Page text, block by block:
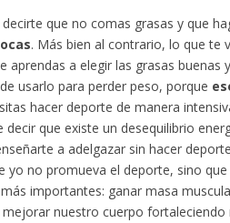
que no comas grasas y que
. Más bien al contrario, lo que te
aprendas a elegir las grasas buenas
usarlo para perder peso, porque
hacer deporte de manera
decir que existe un desequilibrio
a adelgazar sin hacer
yo no promueva el deporte, sino
importantes: ganar masa
nuestro cuerpo